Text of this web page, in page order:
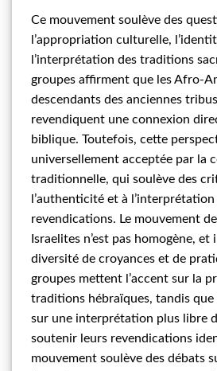
Ce mouvement soulève des
l’appropriation culturelle,
l’interprétation des traditions
groupes affirment que les Afro-
descendants des anciennes
revendiquent une connexion
biblique. Toutefois, cette
universellement acceptée par la
traditionnelle, qui soulève des
l’authenticité et à l’interprétation
revendications. Le mouvement
Israelites n’est pas homogène, et
diversité de croyances et de
groupes mettent l’accent sur la
traditions hébraïques, tandis que
sur une interprétation plus libre
soutenir leurs revendications
mouvement soulève des débats